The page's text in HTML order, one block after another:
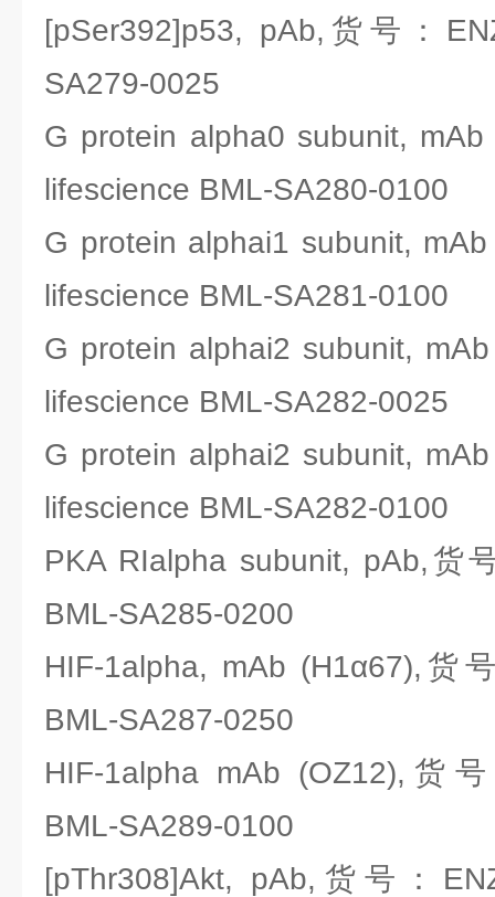
[pSer392]p53, pAb,货号：
SA279-0025
G protein alpha0 subunit,
lifescience BML-SA280-0100
G protein alphai1 subunit,
lifescience BML-SA281-0100
G protein alphai2 subunit,
lifescience BML-SA282-0025
G protein alphai2 subunit,
lifescience BML-SA282-0100
PKA RIalpha subunit, pAb,货
BML-SA285-0200
HIF-1alpha, mAb (H1α67),货
BML-SA287-0250
HIF-1alpha mAb (OZ12),货
BML-SA289-0100
[pThr308]Akt, pAb,货号：